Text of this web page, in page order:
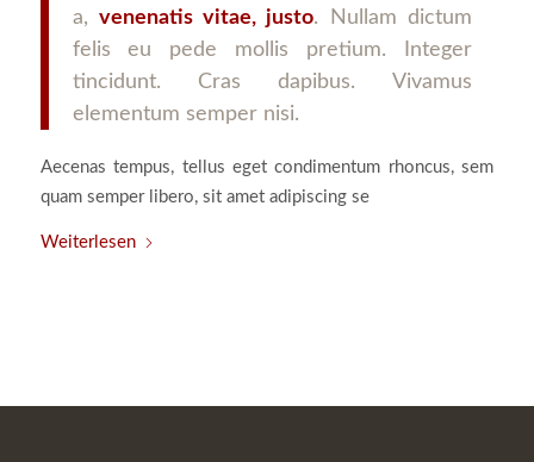
a, venenatis vitae, justo. Nullam dictum
felis eu pede mollis pretium. Integer
tincidunt. Cras dapibus. Vivamus
elementum semper nisi.
Aecenas tempus, tellus eget condimentum rhoncus, sem
quam semper libero, sit amet adipiscing se
Weiterlesen